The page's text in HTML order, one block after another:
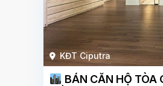
KĐT Ciputra
BÁN CĂN HỘ TÒA